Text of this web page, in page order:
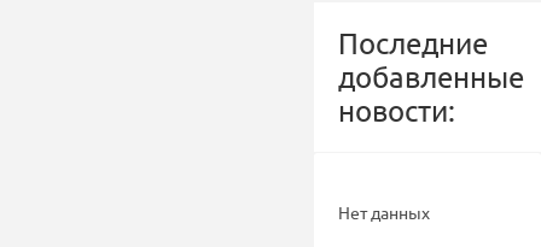
Последние
добавленные
новости:
Нет данных